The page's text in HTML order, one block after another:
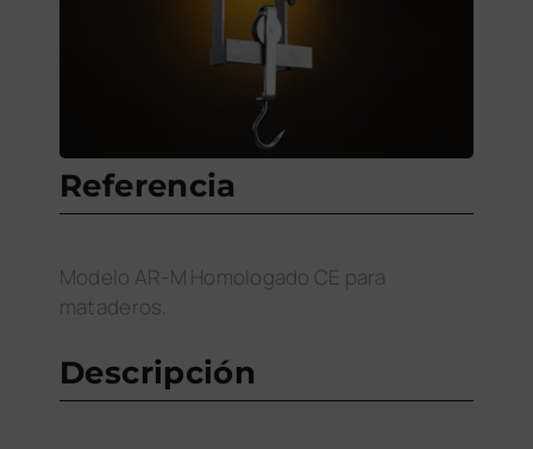
Referencia
Modelo AR-M Homologado CE para
mataderos.
Descripción